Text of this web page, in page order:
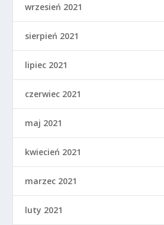
wrzesień 2021
sierpień 2021
lipiec 2021
czerwiec 2021
maj 2021
kwiecień 2021
marzec 2021
luty 2021